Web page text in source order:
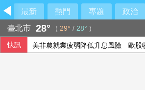
最新 熱門 專題 政治
臺北市 28° ( 29° / 28° )
快訊 美非農就業疲弱降低升息風險 歐股